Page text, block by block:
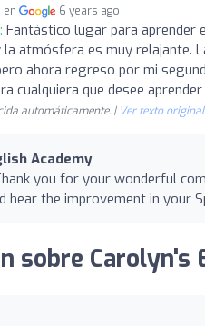
en 6 years ago
Fantástico lugar para aprender
atmósfera es muy relajante.
ahora regreso por mi
cualquiera que desee
automáticamente. | Ver texto original
Academy
you for your wonderful
hear the improvement in your
sobre Carolyn's